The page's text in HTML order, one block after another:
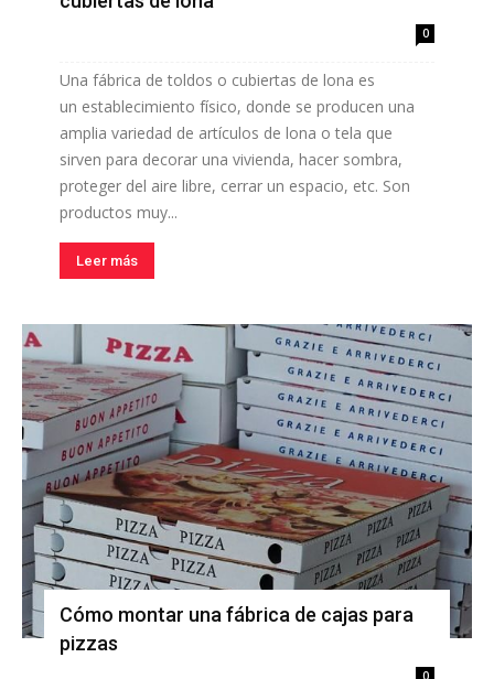
0
Una fábrica de toldos o cubiertas de lona es
un establecimiento físico, donde se producen una
amplia variedad de artículos de lona o tela que
sirven para decorar una vivienda, hacer sombra,
proteger del aire libre, cerrar un espacio, etc. Son
productos muy...
Leer más
Cómo montar una fábrica de cajas para
pizzas